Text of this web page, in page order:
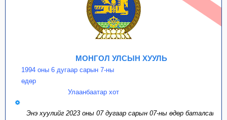
МОНГОЛ УЛСЫН ХУУЛЬ
1994 оны 6 дугаар сарын 7-ны
өдөр
Улаанбаатар хот
Энэ хуулийг 2023 оны 07 дугаар сарын 07-ны өдөр баталсан